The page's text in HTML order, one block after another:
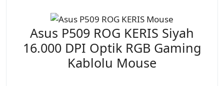
Asus P509 ROG KERIS Siyah
16.000 DPI Optik RGB Gaming
Kablolu Mouse